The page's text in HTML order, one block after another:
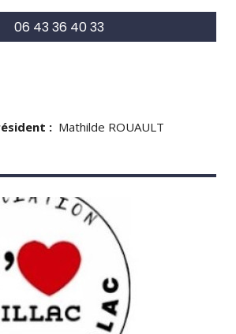
06 43 36 40 33
: Mathilde ROUAULT